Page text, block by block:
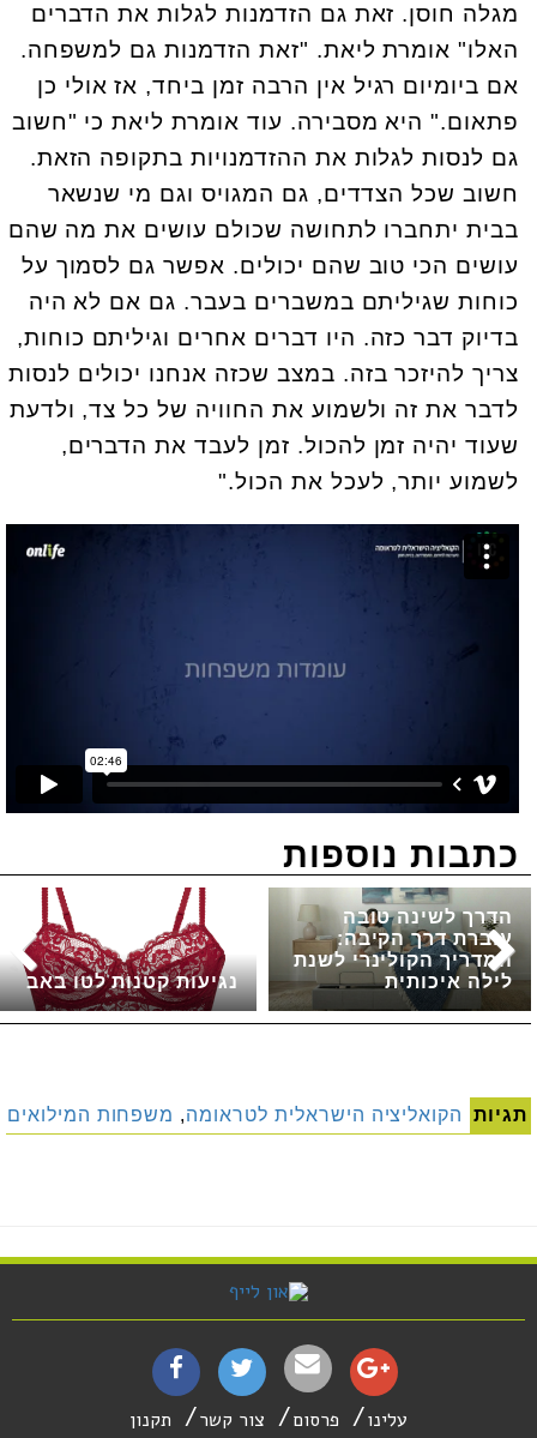
מגלה חוסן. זאת גם הזדמנות לגלות את הדברים
האלו" אומרת ליאת. "זאת הזדמנות גם למשפחה.
אם ביומיום רגיל אין הרבה זמן ביחד, אז אולי כן
פתאום." היא מסבירה. עוד אומרת ליאת כי "חשוב
גם לנסות לגלות את ההזדמנויות בתקופה הזאת.
חשוב שכל הצדדים, גם המגויס וגם מי שנשאר
בבית יתחברו לתחושה שכולם עושים את מה שהם
עושים הכי טוב שהם יכולים. אפשר גם לסמוך על
כוחות שגיליתם במשברים בעבר. גם אם לא היה
בדיוק דבר כזה. היו דברים אחרים וגיליתם כוחות,
צריך להיזכר בזה. במצב שכזה אנחנו יכולים לנסות
לדבר את זה ולשמוע את החוויה של כל צד, ולדעת
שעוד יהיה זמן להכול. זמן לעבד את הדברים,
לשמוע יותר, לעכל את הכול."
כתבות נוספות
נגיעות קטנות לטו באב
הדרך לשינה טובה
עוברת דרך הקיבה:
המדריך הקולינרי לשנת
לילה איכותית
תגיות הקואליציה הישראלית לטראומה, משפחות המילואים
עלינו פרסום צור קשר תקנון